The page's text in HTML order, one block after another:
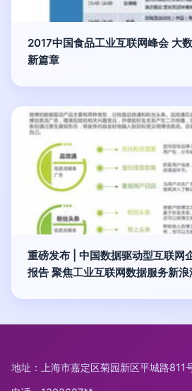
2017中国食品工业互联网峰会 大
新篇章
重磅发布 | 中国数据驱动型互联网
报告 聚焦工业互联网数据服务新浪
地址：上海市嘉定区菊园新区平城路811